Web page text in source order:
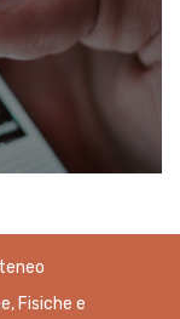
Fisiche e